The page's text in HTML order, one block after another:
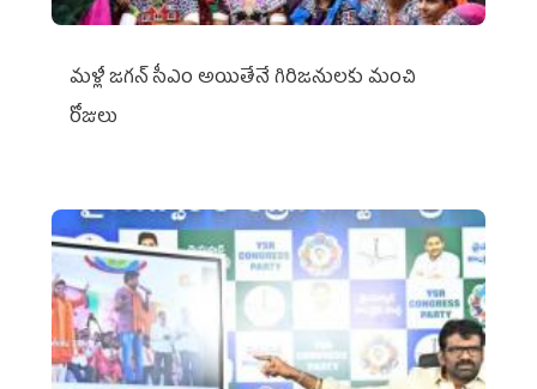
మళ్లీ జగన్ సీఎం అయితేనే గిరిజనులకు మంచి
రోజులు